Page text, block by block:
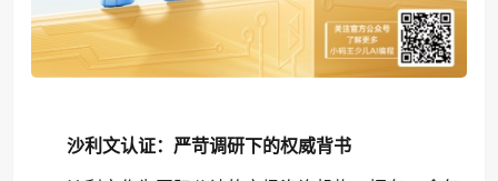
沙利文认证：严苛调研下的权威背书